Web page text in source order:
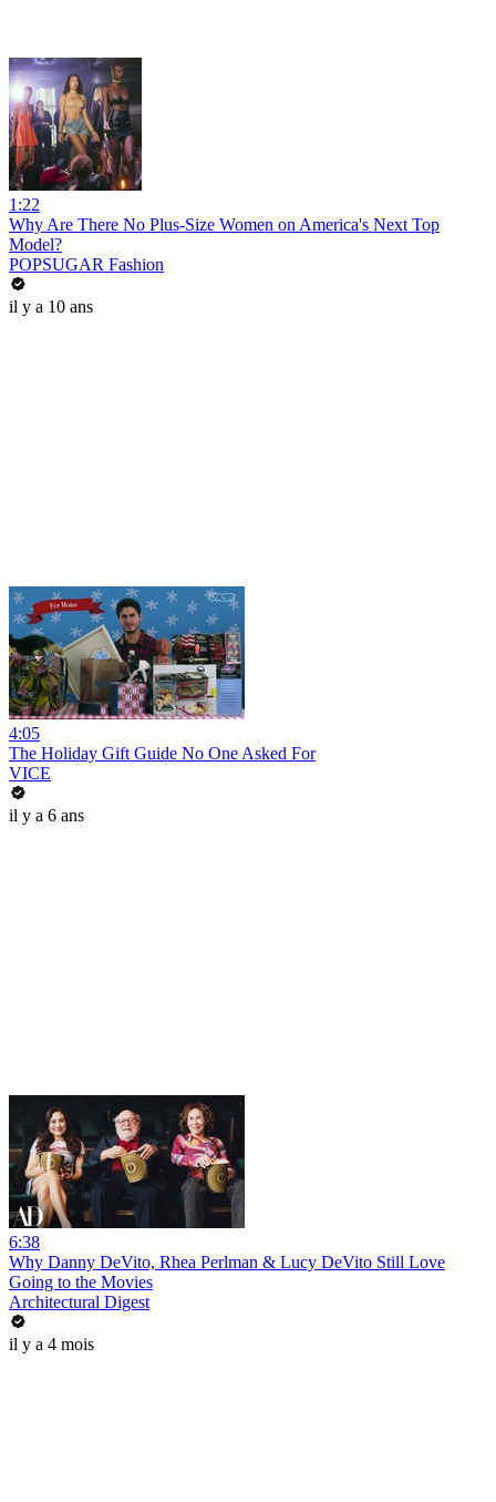
1:22
Why Are There No Plus-Size Women on America's Next Top
Model?
POPSUGAR Fashion
il y a 10 ans
4:05
The Holiday Gift Guide No One Asked For
VICE
il y a 6 ans
6:38
Why Danny DeVito, Rhea Perlman & Lucy DeVito Still Love
Going to the Movies
Architectural Digest
il y a 4 mois